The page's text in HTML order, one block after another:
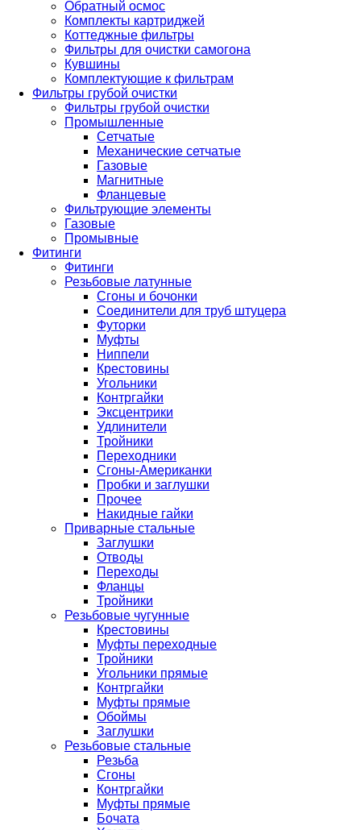
Обратный осмос
Комплекты картриджей
Коттеджные фильтры
Фильтры для очистки самогона
Кувшины
Комплектующие к фильтрам
Фильтры грубой очистки
Фильтры грубой очистки
Промышленные
Сетчатые
Механические сетчатые
Газовые
Магнитные
Фланцевые
Фильтрующие элементы
Газовые
Промывные
Фитинги
Фитинги
Резьбовые латунные
Сгоны и бочонки
Соединители для труб штуцера
Футорки
Муфты
Ниппели
Крестовины
Угольники
Контргайки
Эксцентрики
Удлинители
Тройники
Переходники
Сгоны-Американки
Пробки и заглушки
Прочее
Накидные гайки
Приварные стальные
Заглушки
Отводы
Переходы
Фланцы
Тройники
Резьбовые чугунные
Крестовины
Муфты переходные
Тройники
Угольники прямые
Контргайки
Муфты прямые
Обоймы
Заглушки
Резьбовые стальные
Резьба
Сгоны
Контргайки
Муфты прямые
Бочата